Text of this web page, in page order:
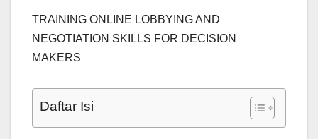
TRAINING ONLINE LOBBYING AND
NEGOTIATION SKILLS FOR DECISION
MAKERS
Daftar Isi